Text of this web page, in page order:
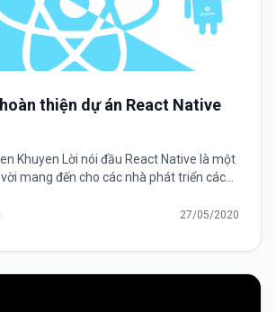
thiện dự án React Native
Khuyen Lời nói đầu React Native là một
mang đến cho các nhà phát triển cách
thư...
27/05/2020